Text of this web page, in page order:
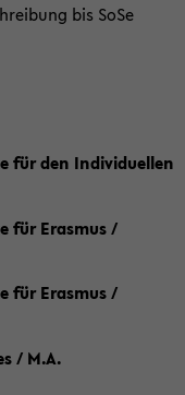
bis SoSe
für den Individuellen
für Erasmus /
für Erasmus /
/ M.A.